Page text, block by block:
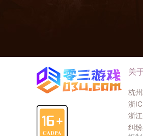
关
杭
浙
浙
纠